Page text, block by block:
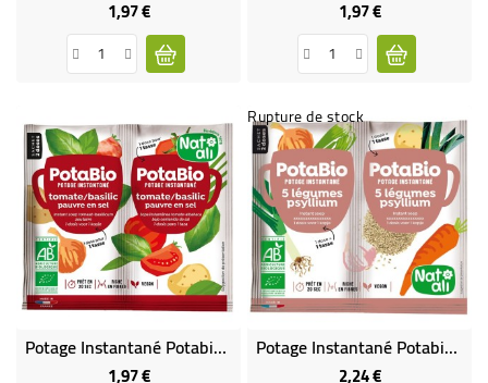
1,97 €Prix 1,97 €Prix
Potage Instantané Potabio Tomate Basilic Pauvre En Sel BIO
1,97 €Prix
Rupture de stock
Potage Instantané Potabio 5 Légumes - Psyllium BIO
2,24 €Prix